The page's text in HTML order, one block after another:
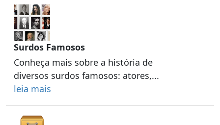
Surdos Famosos
Conheça mais sobre a história de
diversos surdos famosos: atores,...
leia mais